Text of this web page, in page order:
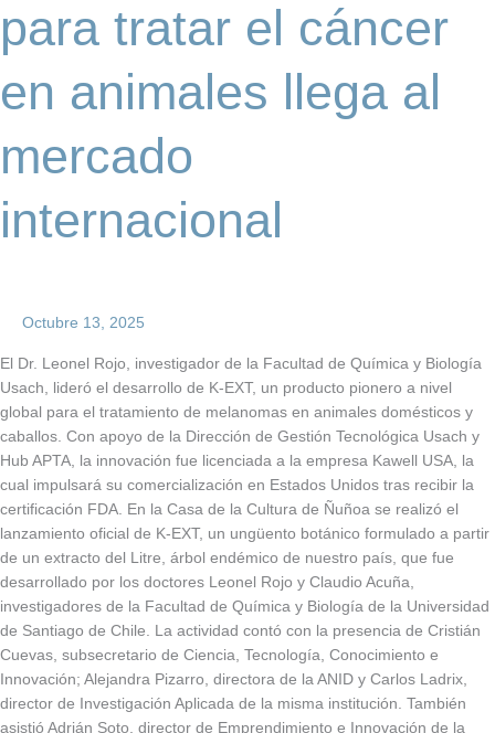
para tratar el cáncer
en animales llega al
mercado
internacional
Octubre 13, 2025
El Dr. Leonel Rojo, investigador de la Facultad de Química y Biología
Usach, lideró el desarrollo de K-EXT, un producto pionero a nivel
global para el tratamiento de melanomas en animales domésticos y
caballos. Con apoyo de la Dirección de Gestión Tecnológica Usach y
Hub APTA, la innovación fue licenciada a la empresa Kawell USA, la
cual impulsará su comercialización en Estados Unidos tras recibir la
certificación FDA. En la Casa de la Cultura de Ñuñoa se realizó el
lanzamiento oficial de K-EXT, un ungüento botánico formulado a partir
de un extracto del Litre, árbol endémico de nuestro país, que fue
desarrollado por los doctores Leonel Rojo y Claudio Acuña,
investigadores de la Facultad de Química y Biología de la Universidad
de Santiago de Chile. La actividad contó con la presencia de Cristián
Cuevas, subsecretario de Ciencia, Tecnología, Conocimiento e
Innovación; Alejandra Pizarro, directora de la ANID y Carlos Ladrix,
director de Investigación Aplicada de la misma institución. También
asistió Adrián Soto, director de Emprendimiento e Innovación de la